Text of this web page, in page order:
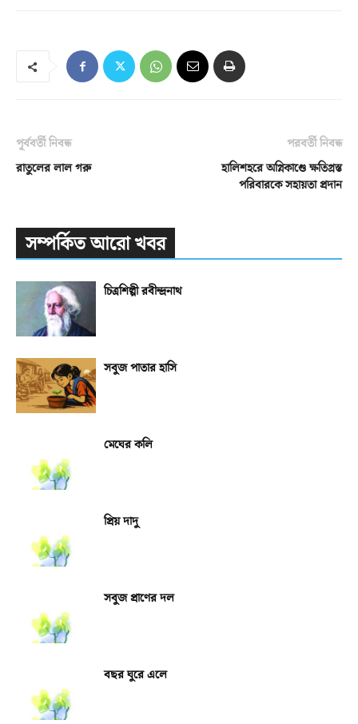
পূর্ববর্তী নিবন্ধ
রাতুলের লাল গরু
পরবর্তী নিবন্ধ
হালিশহরে অগ্নিকাণ্ডে ক্ষতিগ্রস্ত
পরিবারকে সহায়তা প্রদান
সম্পর্কিত আরো খবর
চিত্রশিল্পী রবীন্দ্রনাথ
সবুজ পাতার হাসি
মেঘের কলি
প্রিয় দাদু
সবুজ প্রাণের দল
বছর ঘুরে এলে